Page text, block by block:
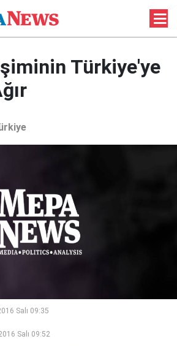
Türkiye'ye
Salı 09:35
Salı 09:52